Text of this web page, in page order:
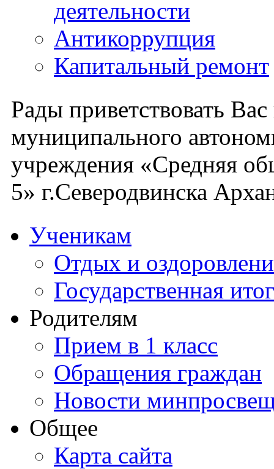
деятельности
Антикоррупция
Капитальный ремонт
Рады приветствовать
муниципального
учреждения «Средняя
5» г.Северодвинска
Ученикам
Отдых и
Государственная
Родителям
Прием в 1 класс
Обращения граждан
Новости
Общее
Карта сайта